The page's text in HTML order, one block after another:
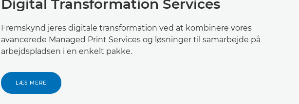
Digital Transformation Services
Fremskynd jeres digitale transformation ved at kombinere vores
avancerede Managed Print Services og løsninger til samarbejde på
arbejdspladsen i en enkelt pakke.
LÆS MERE